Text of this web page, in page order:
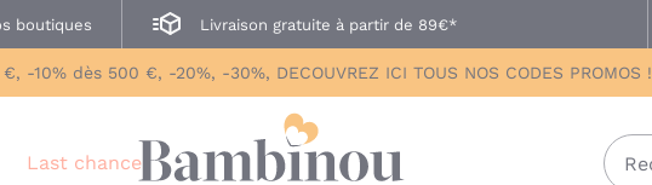
boutiques Livraison gratuite à partir de 89€*
-10% dès 500 €, -20%, -30%, DECOUVREZ ICI TOUS NOS CODES PROMOS !
Last chance